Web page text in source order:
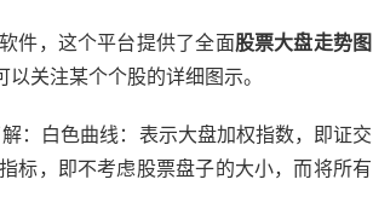
件，这个平台提供了全面股票大盘走势图
关注某个个股的详细图示。
：白色曲线：表示大盘加权指数，即证交
标，即不考虑股票盘子的大小，而将所有